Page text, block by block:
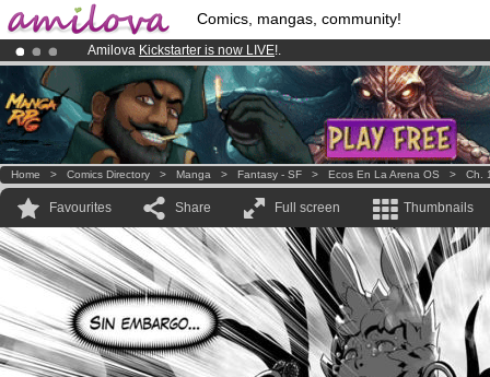
Comics, mangas, community!
Amilova Kickstarter is now LIVE!.
Already 134393membersand 1208comics & mangas!.
Premium membership from3.95 euros per month !Get membership
Home > Comics Directory > Manga > Fantasy - SF > Ecos En La Arena OS > Ch.
Favourites Share Full screen Thumbnails